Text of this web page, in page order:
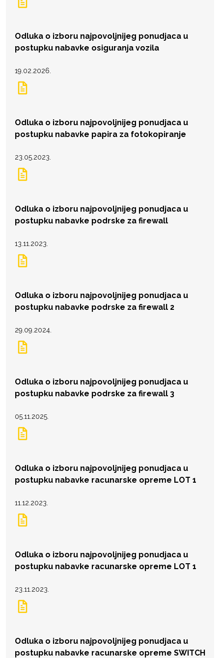
Odluka o izboru najpovoljnijeg ponudjaca u
postupku nabavke osiguranja vozila
19.02.2026.
Odluka o izboru najpovoljnijeg ponudjaca u
postupku nabavke papira za fotokopiranje
23.05.2023.
Odluka o izboru najpovoljnijeg ponudjaca u
postupku nabavke podrske za firewall
13.11.2023.
Odluka o izboru najpovoljnijeg ponudjaca u
postupku nabavke podrske za firewall 2
29.09.2024.
Odluka o izboru najpovoljnijeg ponudjaca u
postupku nabavke podrske za firewall 3
05.11.2025.
Odluka o izboru najpovoljnijeg ponudjaca u
postupku nabavke racunarske opreme LOT 1
11.12.2023.
Odluka o izboru najpovoljnijeg ponudjaca u
postupku nabavke racunarske opreme LOT 1
23.11.2023.
Odluka o izboru najpovoljnijeg ponudjaca u
postupku nabavke racunarske opreme SWITCH